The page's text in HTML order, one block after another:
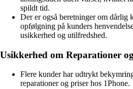
spildt tid.
Der er også beretninger om dårlig
opfølgning på kunders
usikkerhed og utilfredshed.
Usikkerhed om Reparationer
Flere kunder har udtrykt
reparationer og priser hos 1Phone.